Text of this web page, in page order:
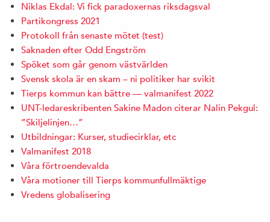
Niklas Ekdal: Vi fick paradoxernas riksdagsval
Partikongress 2021
Protokoll från senaste mötet (test)
Saknaden efter Odd Engström
Spöket som går genom västvärlden
Svensk skola är en skam – ni politiker har svikit
Tierps kommun kan bättre — valmanifest 2022
UNT-ledareskribenten Sakine Madon citerar Nalin Pekgul:
”Skiljelinjen…”
Utbildningar: Kurser, studiecirklar, etc
Valmanifest 2018
Våra förtroendevalda
Våra motioner till Tierps kommunfullmäktige
Vredens globalisering